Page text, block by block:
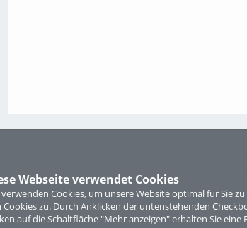
Webseite verwendet Cookies
Cookies, um unsere Website optimal für Sie
Cookies zu. Durch Anklicken der untenstehenden
auf die Schaltfläche "Mehr anzeigen" erhalten Sie